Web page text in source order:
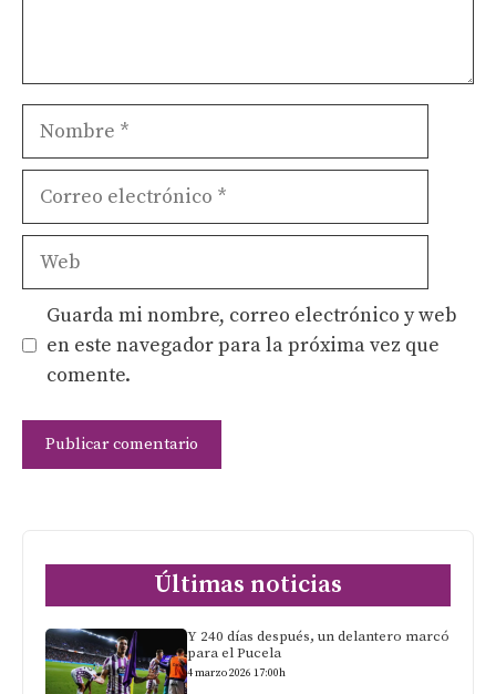
Nombre
Correo
Web
Guarda mi nombre, correo electrónico y web
en este navegador para la próxima vez que
comente.
Últimas noticias
Y 240 días después, un delantero marcó
para el Pucela
4 marzo 2026 17:00h